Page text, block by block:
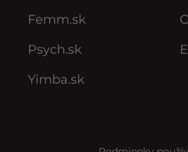
Femm.sk
Psych.sk
Yimba.sk